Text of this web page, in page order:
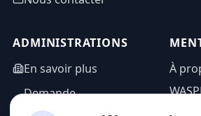
ADMINISTRATIONS
En savoir plus
Demande
d'information
À